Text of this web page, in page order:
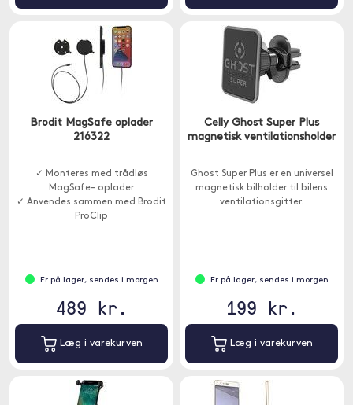
Brodit MagSafe oplader
216322
✓ Monteres med trådløs
MagSafe- oplader
✓ Anvendes sammen med Brodit
ProClip
Er på lager, sendes i morgen
489 kr.
Læg i varekurven
Celly Ghost Super Plus
magnetisk ventilationsholder
Ghost Super Plus er en universel
magnetisk bilholder til bilens
ventilationsgitter.
Er på lager, sendes i morgen
199 kr.
Læg i varekurven